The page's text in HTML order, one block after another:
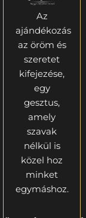
Az
ajándékozás
az öröm és
szeretet
kifejezése,
egy
gesztus,
amely
szavak
nélkül is
közel hoz
minket
egymáshoz.